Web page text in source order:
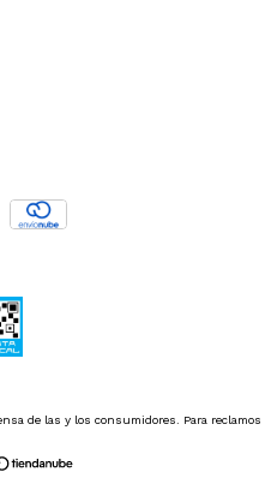
de las y los consumidores. Para reclamos